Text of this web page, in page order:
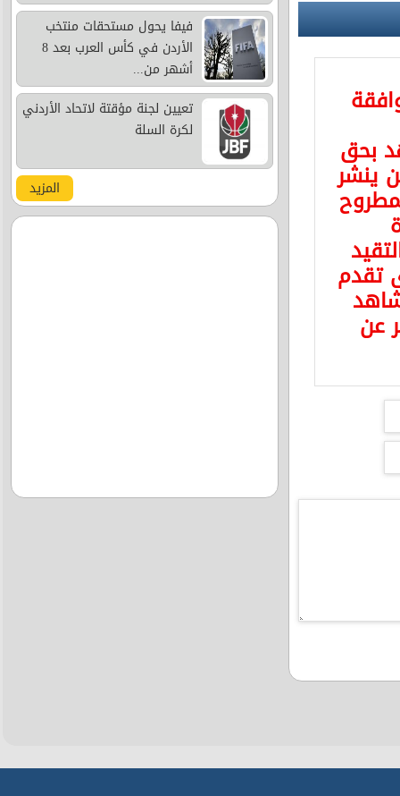
بحق
ينشر
تقدم
عن
فيفا يحول مستحقات منتخب
الأردن في كأس العرب بعد 8
أشهر من...
تعيين لجنة مؤقتة لاتحاد الأردني
لكرة السلة
المزيد